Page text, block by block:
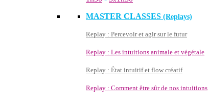
MASTER CLASSES (Replays)
Replay : Percevoir et agir sur le futur
Replay : Les intuitions animale et végétale
Replay : État intuitif et flow créatif
Replay : Comment être sûr de nos intuitions